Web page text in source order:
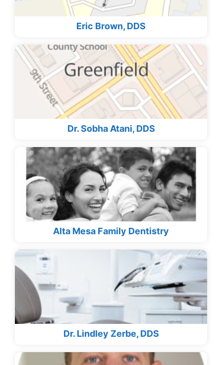
Eric Brown, DDS
Dr. Sobha Atani, DDS
Alta Mesa Family Dentistry
Dr. Lindley Zerbe, DDS